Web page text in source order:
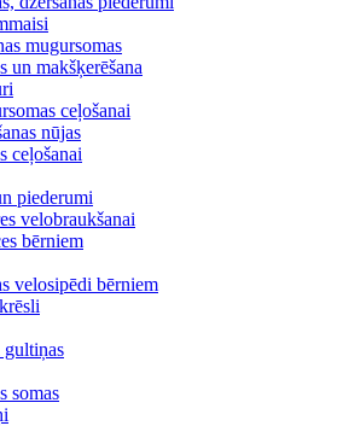
mugursomas
un makšķerēšana
ceļošanai
nūjas
ceļošanai
piederumi
velobraukšanai
bērniem
velosipēdi bērniem
gultiņas
somas